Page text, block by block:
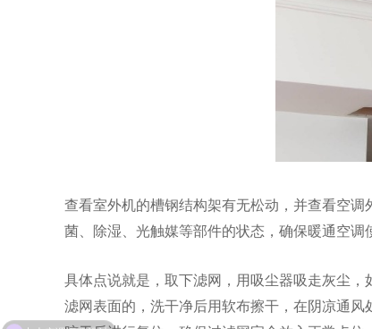
查看室外机的槽钢结构架有无松动，并查看空
菌、除湿、光触媒等部件的状态，确保暖通空调
具体点说就是，取下滤网，用吸尘器吸走灰尘
滤网表面的，洗干净后用软布擦干，在阴凉通风